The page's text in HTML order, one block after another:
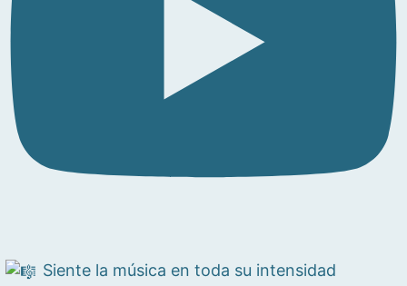
Siente la música en toda su intensidad